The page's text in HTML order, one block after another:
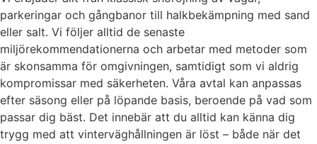
parkeringar och gångbanor till halkbekämpning med sand
eller salt. Vi följer alltid de senaste
miljörekommendationerna och arbetar med metoder som
är skonsamma för omgivningen, samtidigt som vi aldrig
kompromissar med säkerheten. Våra avtal kan anpassas
efter säsong eller på löpande basis, beroende på vad som
passar dig bäst. Det innebär att du alltid kan känna dig
trygg med att vinterväghållningen är löst – både när det